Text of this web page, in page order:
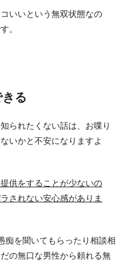
いいという無双状態なの
。
る
られたくない話は、お喋り
いかと不安になりますよ
供をすることが少ないの
されない安心感がありま
痴を聞いてもらったり相談相
の無口な男性から頼れる無